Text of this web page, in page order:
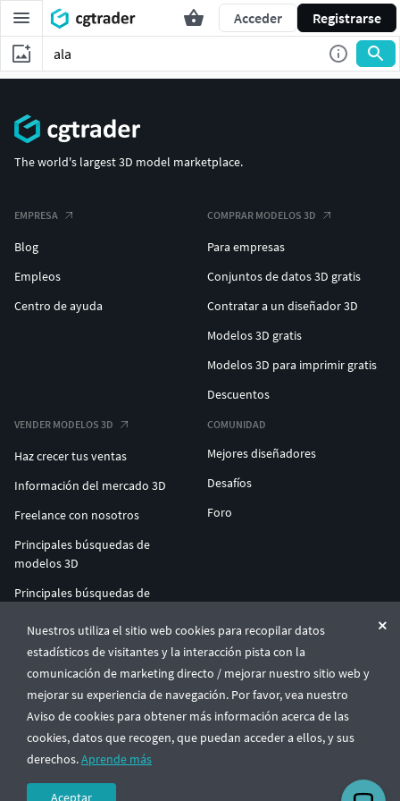
Acceder Registrarse
Nuestros utiliza el sitio web cookies para recopilar datos
estadísticos de visitantes y la interacción pista con la
comunicación de marketing directo / mejorar nuestro sitio web y
mejorar su experiencia de navegación. Por favor, vea nuestro
Aviso de cookies para obtener más información acerca de las
cookies, datos que recogen, que puedan acceder a ellos, y sus
derechos.Aprende más
Aceptar
The world's largest 3D model marketplace.
EMPRESA
Blog
Empleos
Centro de ayuda
COMPRAR MODELOS 3D
Para empresas
Conjuntos de datos 3D gratis
Contratar a un diseñador 3D
Modelos 3D gratis
Modelos 3D para imprimir gratis
Descuentos
VENDER MODELOS 3D
Haz crecer tus ventas
Información del mercado 3D
Freelance con nosotros
Principales búsquedas de
modelos 3D
Principales búsquedas de
COMUNIDAD
Mejores diseñadores
Desafíos
Foro
ENTERPRISE 3D AT SCALE
© CGTrader 2011-2026
UAB CGTrader, Antakalnio st. 17, Vilnius, Lithuania
Términos y condicionesPolítica de privacidad🇪🇸 Español